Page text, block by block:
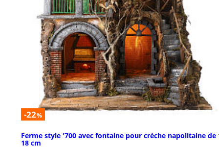
-22%
Ferme style '700 avec fontaine pour crèche napolitaine de
18 cm